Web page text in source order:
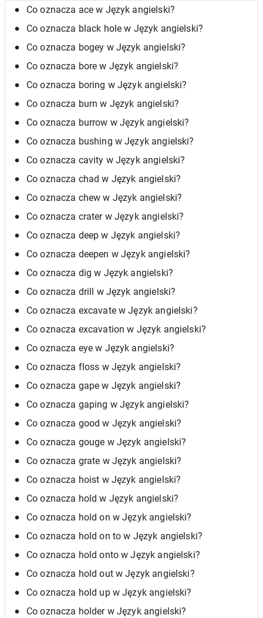
Co oznacza ace w Język angielski?
Co oznacza black hole w Język angielski?
Co oznacza bogey w Język angielski?
Co oznacza bore w Język angielski?
Co oznacza boring w Język angielski?
Co oznacza burn w Język angielski?
Co oznacza burrow w Język angielski?
Co oznacza bushing w Język angielski?
Co oznacza cavity w Język angielski?
Co oznacza chad w Język angielski?
Co oznacza chew w Język angielski?
Co oznacza crater w Język angielski?
Co oznacza deep w Język angielski?
Co oznacza deepen w Język angielski?
Co oznacza dig w Język angielski?
Co oznacza drill w Język angielski?
Co oznacza excavate w Język angielski?
Co oznacza excavation w Język angielski?
Co oznacza eye w Język angielski?
Co oznacza floss w Język angielski?
Co oznacza gape w Język angielski?
Co oznacza gaping w Język angielski?
Co oznacza good w Język angielski?
Co oznacza gouge w Język angielski?
Co oznacza grate w Język angielski?
Co oznacza hoist w Język angielski?
Co oznacza hold w Język angielski?
Co oznacza hold on w Język angielski?
Co oznacza hold on to w Język angielski?
Co oznacza hold onto w Język angielski?
Co oznacza hold out w Język angielski?
Co oznacza hold up w Język angielski?
Co oznacza holder w Język angielski?